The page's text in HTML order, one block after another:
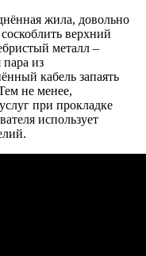
жила, довольно
верхний
металл –
пара из
кабель запаять
не менее,
при прокладке
использует